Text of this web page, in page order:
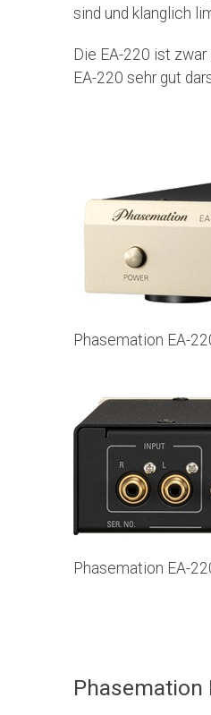
sind und klanglich
Die EA-220 ist
EA-220 sehr gut
Phasemation EA-
Phasemation EA-
Phasemation